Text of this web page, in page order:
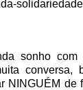
sonho
conversa,
NINGUÉM de